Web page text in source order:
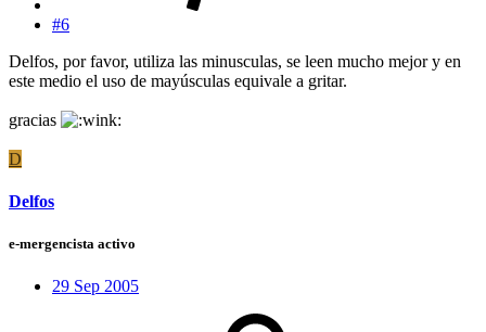
#6
Delfos, por favor, utiliza las minusculas, se leen mucho mejor y en
este medio el uso de mayúsculas equivale a gritar.
gracias
D
Delfos
e-mergencista activo
29 Sep 2005